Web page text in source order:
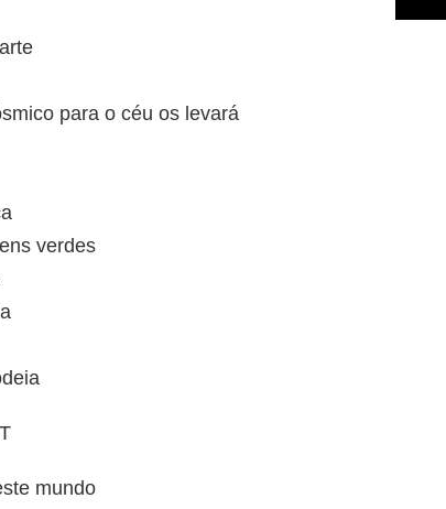
para o céu os levará
verdes
mundo